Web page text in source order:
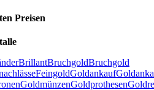
Preisen
BrillantBruchgoldBruchgold
FeingoldGoldankauf
GoldmünzenGoldprothesen